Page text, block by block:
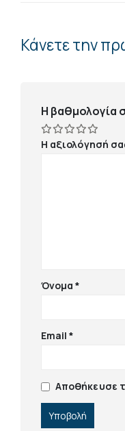
Κάνετε την
Η βαθμολογία
Η αξιολόγησή
Όνομα*
Email*
Αποθήκευσε